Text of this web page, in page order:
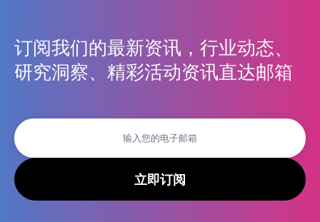
订阅我们的最新资讯，行业动态、
研究洞察、精彩活动资讯直达邮箱
立即订阅